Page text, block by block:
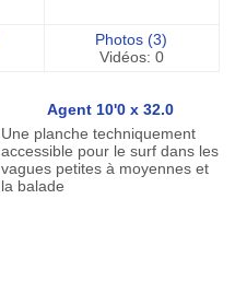
Photos (3)
Vidéos: 0
Agent 10'0 x 32.0
Une planche techniquement
accessible pour le surf dans les
vagues petites à moyennes et
la balade